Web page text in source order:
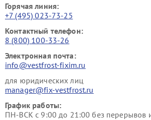
Горячая линия:
+7 (495) 023-73-25
Контактный телефон:
8 (800) 100-33-26
Электронная почта:
info@vestfrost-fixim.ru
для юридических лиц
manager@fix-vestfrost.ru
График работы:
ПН-ВСК с 9:00 до 21:00 без перерывов